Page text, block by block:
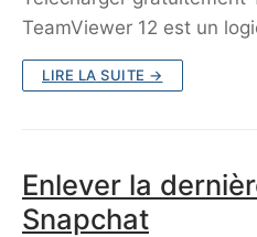
TeamViewer 12 est un
LIRE LA SUITE →
Enlever la
Snapchat